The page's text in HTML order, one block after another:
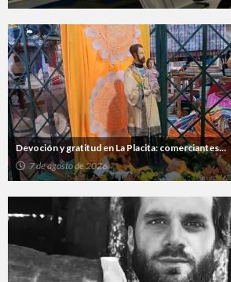
Devoción y gratitud en La Placita: comerciantes...
7 de agosto de 2026